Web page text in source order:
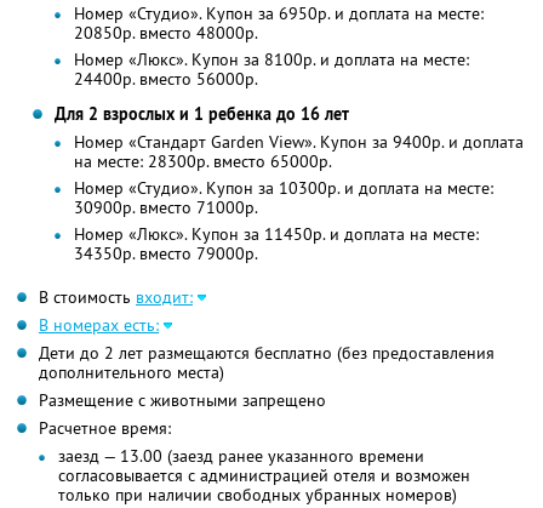
Номер «Студио». Купон за 6950р. и доплата на месте:
20850р. вместо 48000р.
Номер «Люкс». Купон за 8100р. и доплата на месте:
24400р. вместо 56000р.
Для 2 взрослых и 1 ребенка до 16 лет
Номер «Стандарт Garden View». Купон за 9400р. и доплата
на месте: 28300р. вместо 65000р.
Номер «Студио». Купон за 10300р. и доплата на месте:
30900р. вместо 71000р.
Номер «Люкс». Купон за 11450р. и доплата на месте:
34350р. вместо 79000р.
В стоимость входит:
В номерах есть:
Дети до 2 лет размещаются бесплатно (без предоставления
дополнительного места)
Размещение с животными запрещено
Расчетное время:
заезд — 13.00 (заезд ранее указанного времени
согласовывается с администрацией отеля и возможен
только при наличии свободных убранных номеров)